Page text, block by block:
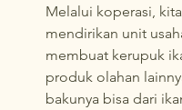
Melalui koperasi,
mendirikan unit
membuat kerupuk
produk olahan
bakunya bisa dari